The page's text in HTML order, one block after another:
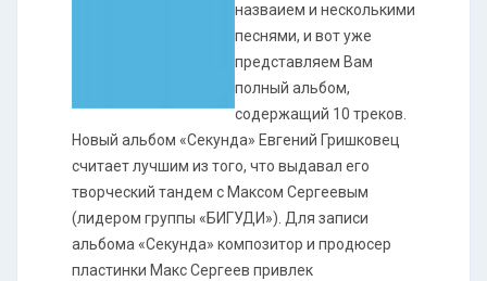
назваием и несколькими
песнями, и вот уже
представляем Вам
полный альбом,
содержащий 10 треков.
Новый альбом «Секунда» Евгений Гришковец
считает лучшим из того, что выдавал его
творческий тандем с Максом Сергеевым
(лидером группы «БИГУДИ»). Для записи
альбома «Секунда» композитор и продюсер
пластинки Макс Сергеев привлек